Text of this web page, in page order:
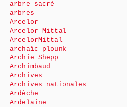
arbre sacré
arbres
Arcelor
Arcelor Mittal
ArcelorMittal
archaïc plounk
Archie Shepp
Archimbaud
Archives
Archives nationales
Ardèche
Ardelaine